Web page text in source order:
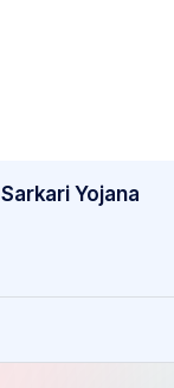
Sarkari Yojana